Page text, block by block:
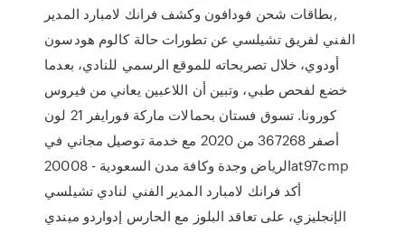
,بطاقات شحن فودافون وكشف فرانك لامبارد المدير
الفني لفريق تشيلسي عن تطورات حالة كالوم هودسون
أودوي، خلال تصريحاته للموقع الرسمي للنادي، بعدما
خضع لفحص طبي، وتبين أن اللاعبين يعاني من فيروس
كورونا. تسوق فستان بحمالات ماركة فورايفر 21 لون
أصفر 367268 من 2020 مع خدمة توصيل مجاني في
الرياض وجدة وكافة مدن السعودية - 20008at97cmp
أكد فرانك لامبارد المدير الفني لنادي تشيلسي
الإنجليزي، على تعاقد البلوز مع الحارس إدواردو ميندي